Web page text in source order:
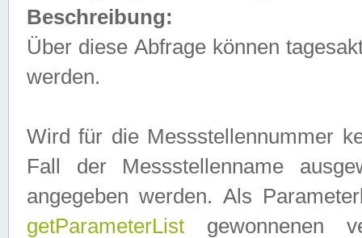
Beschreibung:
Über diese Abfrage können
werden.
Wird für die Messstellennummer
Fall der Messstellenname
angegeben werden. Als
getParameterList gewonnenen